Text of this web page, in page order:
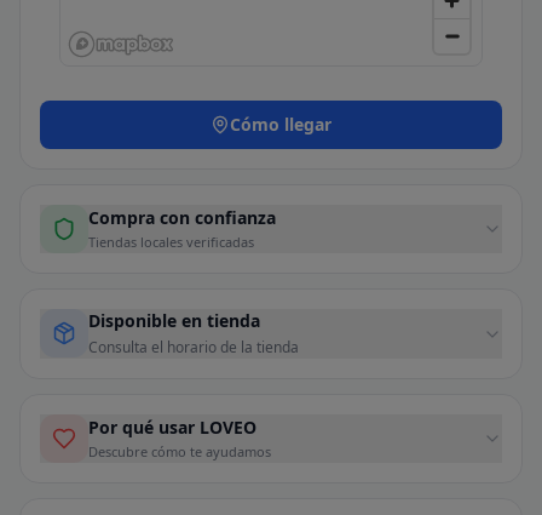
Cómo llegar
Compra con confianza
Tiendas locales verificadas
Disponible en tienda
Consulta el horario de la tienda
Por qué usar LOVEO
Descubre cómo te ayudamos